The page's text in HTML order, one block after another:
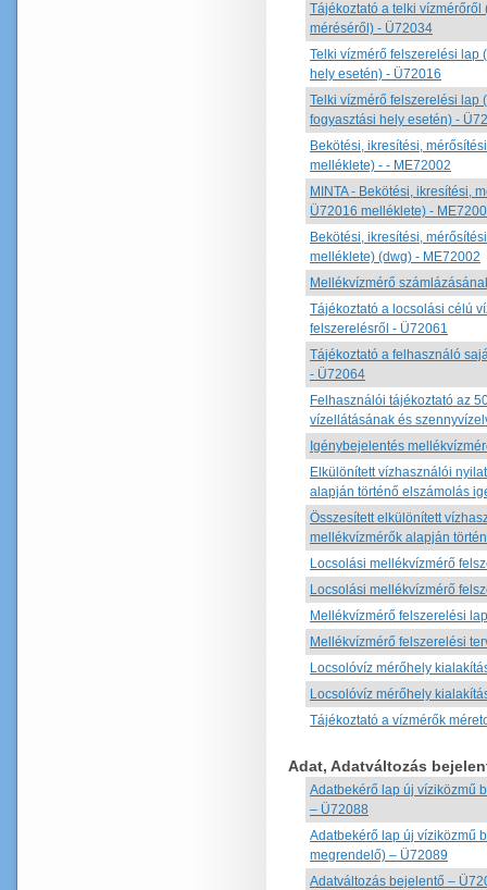
Tájékoztató a telki
méréséről) - Ü72034
Telki vízmérő felszerelési lap
hely esetén) - Ü72016
Telki vízmérő felszerelési lap
fogyasztási hely esetén) -
Bekötési, ikresítési,
melléklete) - - ME72002
MINTA - Bekötési, ikresítési,
Ü72016 melléklete) -
Bekötési, ikresítési,
melléklete) (dwg) - ME72002
Mellékvízmérő
Tájékoztató a locsolási célú
felszerelésről - Ü72061
Tájékoztató a felhasználó
- Ü72064
Felhasználói tájékoztató az
vízellátásának és
Igénybejelentés
Elkülönített vízhasználói
alapján történő elszámolás
Összesített elkülönített
mellékvízmérők alapján
Locsolási mellékvízmérő
Locsolási mellékvízmérő
Mellékvízmérő felszerelési
Mellékvízmérő felszerelési
Locsolóvíz mérőhely
Locsolóvíz mérőhely
Tájékoztató a vízmérők
Adat, Adatváltozás
Adatbekérő lap új víziközmű
– Ü72088
Adatbekérő lap új víziközmű
megrendelő) – Ü72089
Adatváltozás bejelentő –